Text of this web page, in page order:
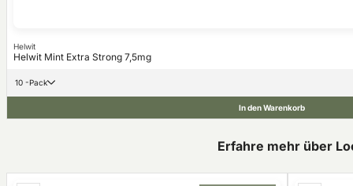
Helwit
Helwit Mint Extra Strong 7,5mg
10 -Pack
In den Warenkorb
Erfahre mehr über